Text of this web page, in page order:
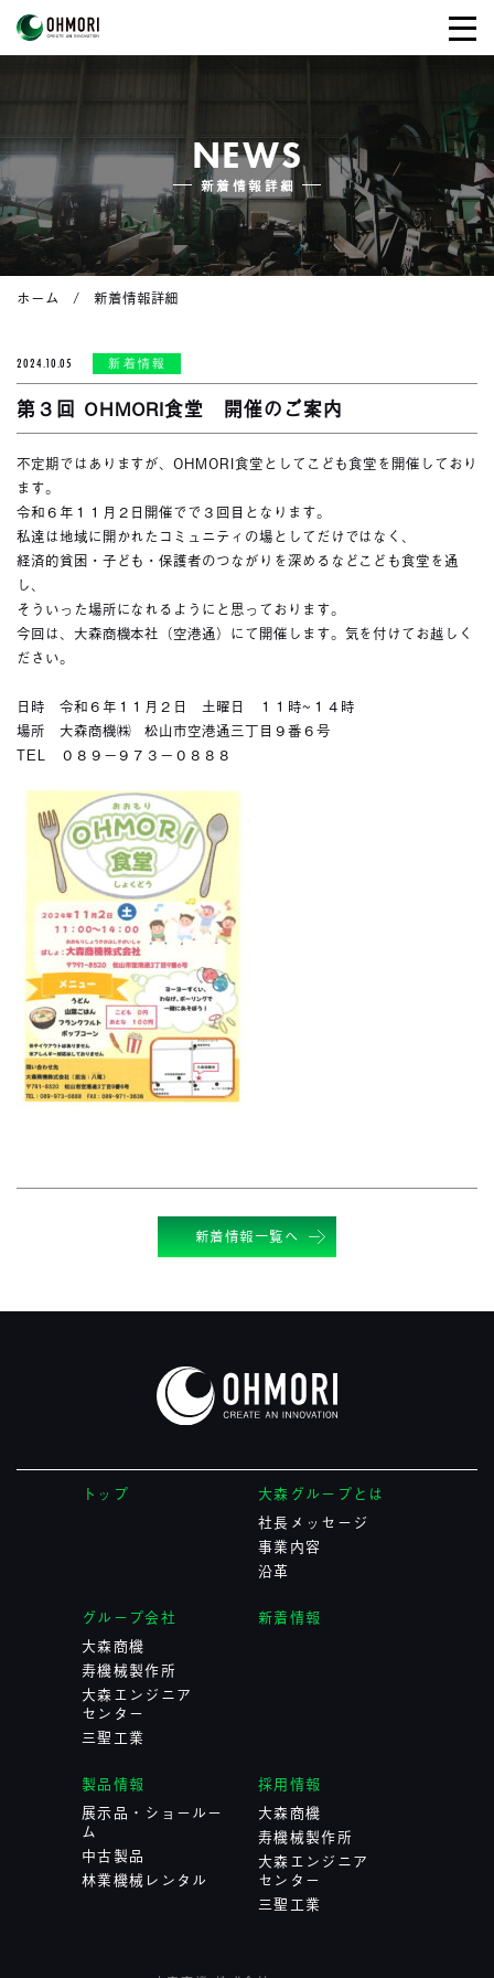
NEWS
新着情報詳細
ホーム 新着情報詳細
2024.10.05 新着情報
第３回 OHMORI食堂 開催のご案内
不定期ではありますが、OHMORI食堂としてこども食堂を開催しており
ます。
令和６年１１月２日開催でで３回目となります。
私達は地域に開かれたコミュニティの場としてだけではなく、
経済的貧困・子ども・保護者のつながりを深めるなどこども食堂を通
し、
そういった場所になれるようにと思っております。
今回は、大森商機本社（空港通）にて開催します。気を付けてお越しく
ださい。
日時 令和６年１１月２日 土曜日 １１時~１４時
場所 大森商機㈱ 松山市空港通三丁目９番６号
TEL ０８９－９７３－０８８８
新着情報一覧へ
トップ
大森グループとは
社長メッセージ
事業内容
沿革
グループ会社
大森商機
寿機械製作所
大森エンジニア
センター
三聖工業
新着情報
製品情報
展示品・ショールー
ム
中古製品
林業機械レンタル
採用情報
大森商機
寿機械製作所
大森エンジニア
センター
三聖工業